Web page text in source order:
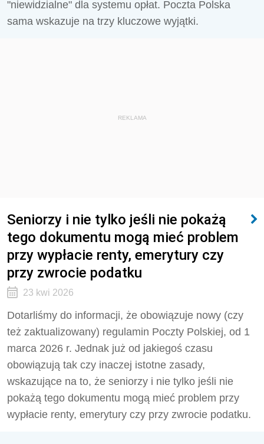
"niewidzialne" dla systemu opłat. Poczta Polska
sama wskazuje na trzy kluczowe wyjątki.
REKLAMA
Seniorzy i nie tylko jeśli nie pokażą
tego dokumentu mogą mieć problem
przy wypłacie renty, emerytury czy
przy zwrocie podatku
23 kwi 2026
Dotarliśmy do informacji, że obowiązuje nowy (czy
też zaktualizowany) regulamin Poczty Polskiej, od 1
marca 2026 r. Jednak już od jakiegoś czasu
obowiązują tak czy inaczej istotne zasady,
wskazujące na to, że seniorzy i nie tylko jeśli nie
pokażą tego dokumentu mogą mieć problem przy
wypłacie renty, emerytury czy przy zwrocie podatku.